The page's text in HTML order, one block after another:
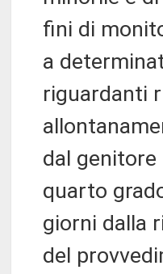
fini di
a
riguardanti
dal
quarto
giorni dalla
del